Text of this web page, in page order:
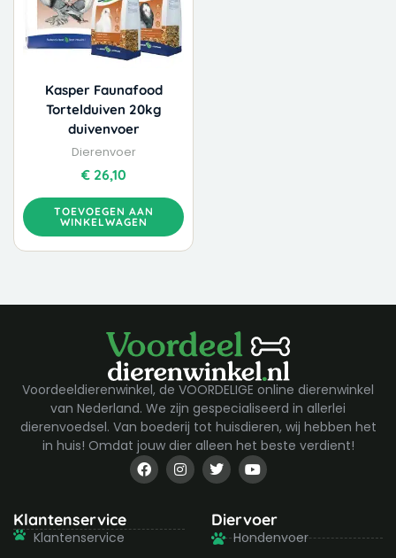
Kasper Faunafood
Tortelduiven 20kg
duivenvoer
Dierenvoer
€26,10
TOEVOEGEN AAN
WINKELWAGEN
Voordeeldierenwinkel, de VOORDELIGE online dierenwinkel
van Nederland. We zijn gespecialiseerd in allerlei
dierenvoedsel. Van boederij tot huisdieren, wij hebben het
in huis! Omdat jouw dier alleen het beste verdient!
F
a
c
o
I
n
s
g
T
w
i
t
e
r
Y
o
u
u
b
e
Klantenservice
Klantenservice
Diervoer
Hondenvoer